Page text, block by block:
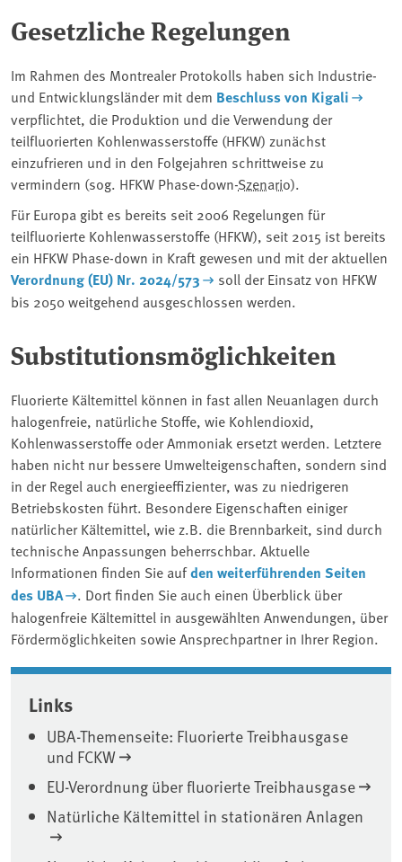
Gesetzliche Regelungen
Im Rahmen des Montrealer Protokolls haben sich Industrie-
und Entwicklungsländer mit dem Beschluss von Kigali
verpflichtet, die Produktion und die Verwendung der
teilfluorierten Kohlenwasserstoffe (HFKW) zunächst
einzufrieren und in den Folgejahren schrittweise zu
vermindern (sog. HFKW Phase-down-Szenario).
Für Europa gibt es bereits seit 2006 Regelungen für
teilfluorierte Kohlenwasserstoffe (HFKW), seit 2015 ist bereits
ein HFKW Phase-down in Kraft gewesen und mit der aktuellen
Verordnung (EU) Nr. 2024/573
soll der Einsatz von HFKW
bis 2050 weitgehend ausgeschlossen werden.
Substitutionsmöglichkeiten
Fluorierte Kältemittel können in fast allen Neuanlagen durch
halogenfreie, natürliche Stoffe, wie Kohlendioxid,
Kohlenwasserstoffe oder Ammoniak ersetzt werden. Letztere
haben nicht nur bessere Umwelteigenschaften, sondern sind
in der Regel auch energieeffizienter, was zu niedrigeren
Betriebskosten führt. Besondere Eigenschaften einiger
natürlicher Kältemittel, wie z.B. die Brennbarkeit, sind durch
technische Anpassungen beherrschbar. Aktuelle
Informationen finden Sie aufden weiterführenden Seiten
des UBA
. Dort finden Sie auch einen Überblick über
halogenfreie Kältemittel in ausgewählten Anwendungen, über
Fördermöglichkeiten sowie Ansprechpartner in Ihrer Region.
Associated content
Links
UBA-Themenseite: Fluorierte Treibhausgase
und FCKW
EU-Verordnung über fluorierte Treibhausgase
Natürliche Kältemittel in stationären Anlagen